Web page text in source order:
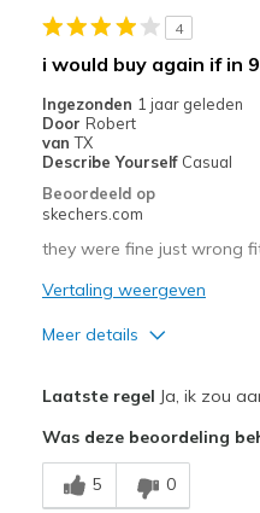
4
i would buy again if in
Ingezonden 1 jaar geleden
Door Robert
van TX
Describe Yourself Casual
Beoordeeld op
skechers.com
they were fine just wrong
Vertaling weergeven
Meer details
Minpunten
Wear Out Quickly
Laatste regel Ja, ik zou
Was deze beoordeling
5 0